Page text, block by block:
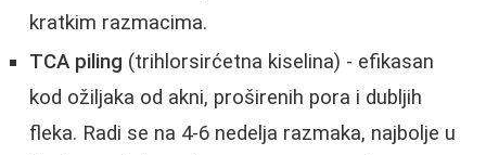
kratkim razmacima.
TCA piling (trihlorsirćetna kiselina) - efikasan
kod ožiljaka od akni, proširenih pora i dubljih
fleka. Radi se na 4-6 nedelja razmaka, najbolje u